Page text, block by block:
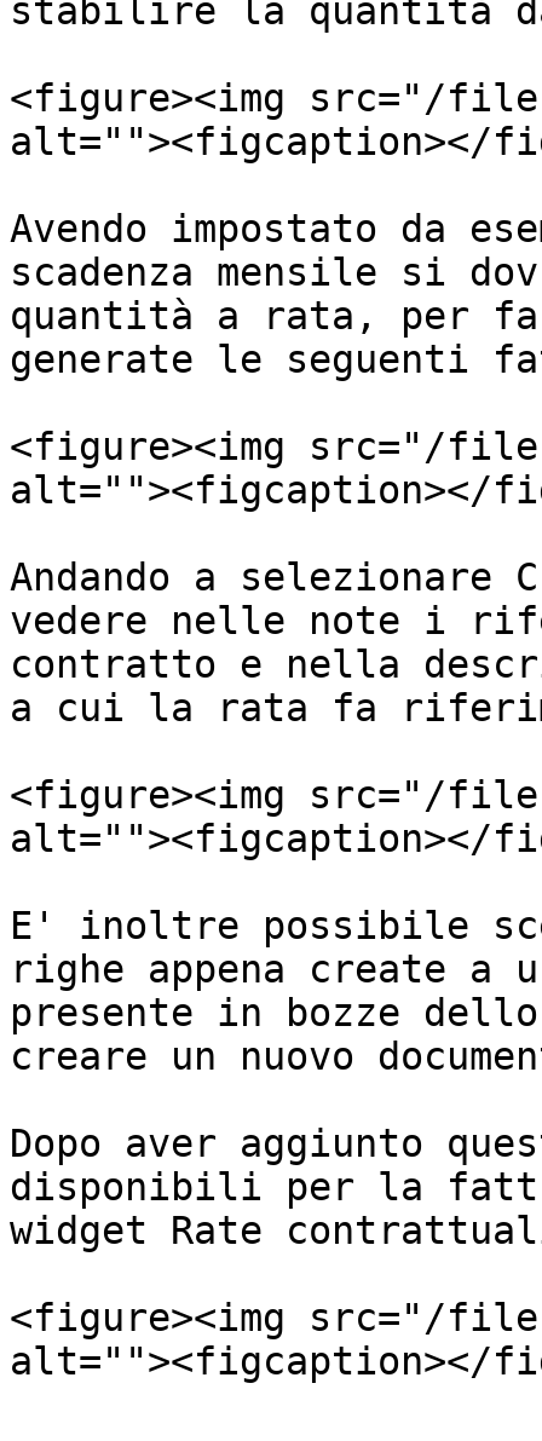
stabilire la quantità
<figure><img src="/files/
alt=""><figcaption></
Avendo impostato da
scadenza mensile si
quantità a rata, per far
generate le seguenti
<figure><img src="/files/
alt=""><figcaption></
Andando a
vedere nelle note i
contratto e nella
a cui la rata fa
<figure><img src="/files/
alt=""><figcaption></
E' inoltre possibile
righe appena create
presente in bozze
creare un nuovo
Dopo aver aggiunto
disponibili per la
widget Rate
<figure><img src="/files/
alt=""><figcaption></